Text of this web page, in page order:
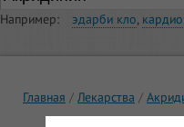
Например: эдарби кло,
Главная Лекарства